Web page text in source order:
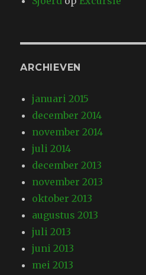
ARCHIEVEN
januari 2015
december 2014
november 2014
juli 2014
december 2013
november 2013
oktober 2013
augustus 2013
juli 2013
juni 2013
mei 2013